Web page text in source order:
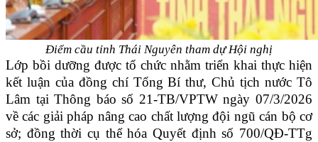
Điểm cầu tỉnh Thái Nguyên tham dự Hội nghị
Lớp bồi dưỡng được tổ chức nhằm triển khai thực hiện
kết luận của đồng chí Tổng Bí thư, Chủ tịch nước Tô
Lâm tại Thông báo số 21-TB/VPTW ngày 07/3/2026
về các giải pháp nâng cao chất lượng đội ngũ cán bộ cơ
sở; đồng thời cụ thể hóa Quyết định số 700/QĐ-TTg